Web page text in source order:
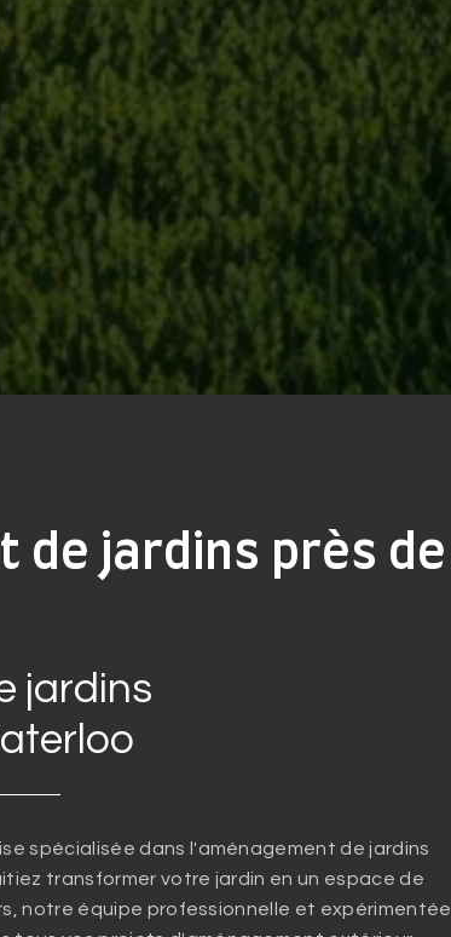
de jardins près de
jardins
spécialisée dans l'aménagement de jardins
transformer votre jardin en un espace de
notre équipe professionnelle et expérimentée